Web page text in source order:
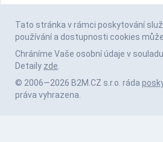
Tato stránka v rámci poskytování
používání a dostupnosti cookies
Chráníme Vaše osobní údaje v
Detaily zde.
© 2006—2026 B2M.CZ s.r.o. ráda
práva vyhrazena.